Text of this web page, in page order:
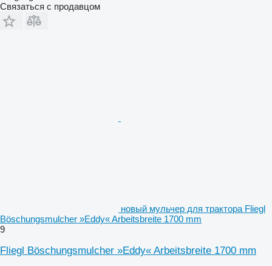
Связаться с продавцом
новый мульчер для трактора Fliegl
Böschungsmulcher »Eddy« Arbeitsbreite 1700 mm
9
Fliegl Böschungsmulcher »Eddy« Arbeitsbreite 1700 mm